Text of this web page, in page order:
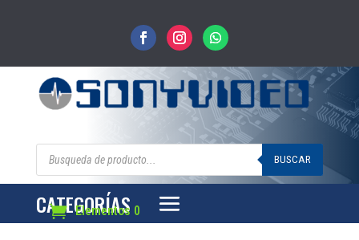
Búsqueda
BUSCAR
Elementos 0
CATEGORÍAS